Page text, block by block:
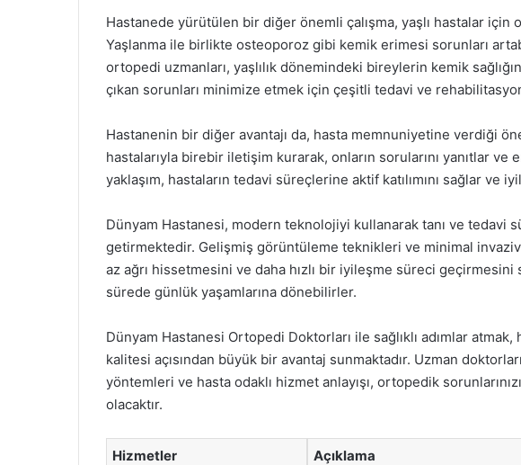
Hastanede yürütülen bir diğer önemli çalışma, yaşlı hastalar için
Yaşlanma ile birlikte osteoporoz gibi kemik erimesi sorunları
ortopedi uzmanları, yaşlılık dönemindeki bireylerin kemik
çıkan sorunları minimize etmek için çeşitli tedavi ve
Hastanenin bir diğer avantajı da, hasta memnuniyetine verdiği
hastalarıyla birebir iletişim kurarak, onların sorularını yanıtlar ve
yaklaşım, hastaların tedavi süreçlerine aktif katılımını sağlar ve
Dünyam Hastanesi, modern teknolojiyi kullanarak tanı ve tedavi
getirmektedir. Gelişmiş görüntüleme teknikleri ve minimal
az ağrı hissetmesini ve daha hızlı bir iyileşme süreci geçirmesini
sürede günlük yaşamlarına dönebilirler.
Dünyam Hastanesi Ortopedi Doktorları ile sağlıklı adımlar
kalitesi açısından büyük bir avantaj sunmaktadır. Uzman
yöntemleri ve hasta odaklı hizmet anlayışı, ortopedik
olacaktır.
Hizmetler Açıklama